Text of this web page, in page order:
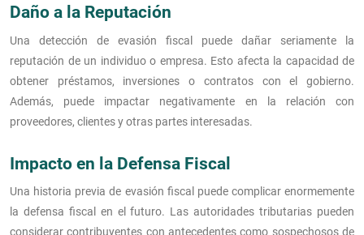
Daño a la Reputación
Una detección de evasión fiscal puede dañar seriamente la
reputación de un individuo o empresa. Esto afecta la capacidad de
obtener préstamos, inversiones o contratos con el gobierno.
Además, puede impactar negativamente en la relación con
proveedores, clientes y otras partes interesadas.
Impacto en la Defensa Fiscal
Una historia previa de evasión fiscal puede complicar enormemente
la defensa fiscal en el futuro. Las autoridades tributarias pueden
considerar contribuyentes con antecedentes como sospechosos de